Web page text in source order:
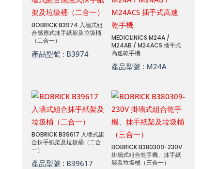
BOBRICK B3974 入墻式組
合感應式抹手紙架及垃圾桶
（二合一）
產品型號 : B3974
MEDICLINICS M24A /
M24AB / M24ACS 插手式
高速乾手機
產品型號 : M24A
BOBRICK B39617 入墻式組
合抹手紙架及垃圾桶（二合
一）
產品型號 : B39617
BOBRICK B380309-230V
掛墻式組合乾手機、抹手紙
架及垃圾桶（三合一）